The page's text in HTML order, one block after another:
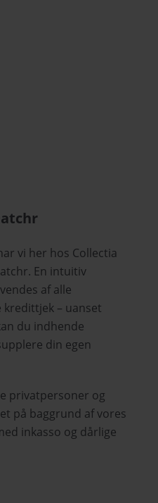
vi her hos Collectia
En intuitiv
af alle
– uanset
du indhende
din egen
privatpersoner og
på baggrund af vores
inkasso og dårlige